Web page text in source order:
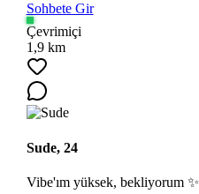
Sohbete Gir
Çevrimiçi
1,9 km
Sude, 24
Vibe'ım yüksek, bekliyorum ✨